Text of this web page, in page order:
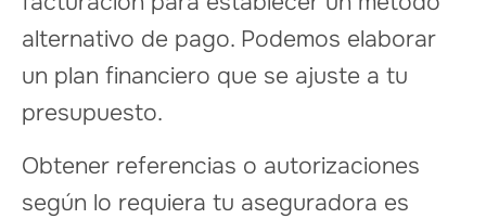
alternativo de pago. Podemos elaborar
un plan financiero que se ajuste a tu
presupuesto.
Obtener referencias o autorizaciones
según lo requiera tu aseguradora es